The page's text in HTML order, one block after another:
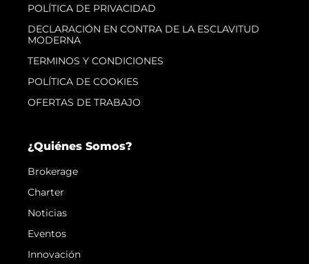
POLÍTICA DE PRIVACIDAD
DECLARACIÓN EN CONTRA DE LA ESCLAVITUD
MODERNA
TERMINOS Y CONDICIONES
POLÍTICA DE COOKIES
OFERTAS DE TRABAJO
¿Quiénes Somos?
Brokerage
Charter
Noticias
Eventos
Innovación